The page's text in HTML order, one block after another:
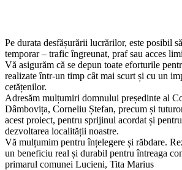
Pe durata desfășurării lucrărilor, este posibil
temporar – trafic îngreunat, praf sau acces
Vă asigurăm că se depun toate eforturile
realizate într-un timp cât mai scurt și cu un
cetățenilor.
Adresăm mulțumiri domnului președinte al
Dâmbovița, Corneliu Ștefan, precum și
acest proiect, pentru sprijinul acordat și
dezvoltarea localității noastre.
Vă mulțumim pentru înțelegere și răbdare.
un beneficiu real și durabil pentru întreaga
primarul comunei Lucieni, Tita Marius